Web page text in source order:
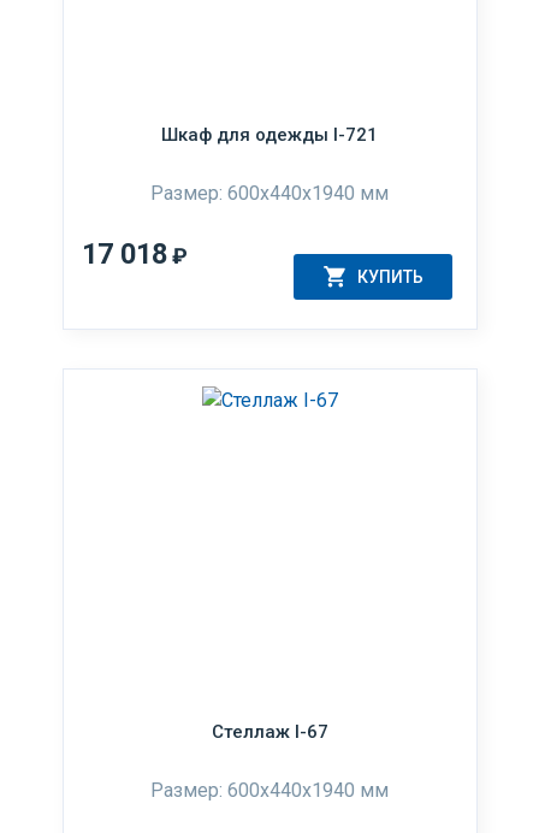
Шкаф для одежды I-721
Размер: 600x440x1940 мм
17 018₽
КУПИТЬ
Стеллаж I-67
Размер: 600x440x1940 мм